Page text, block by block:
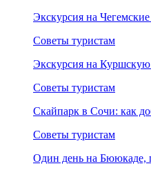
Экскурсия на
Советы туристам
Экскурсия на Куршскую
Советы туристам
Скайпарк в Сочи: как
Советы туристам
Один день на Бююкаде,